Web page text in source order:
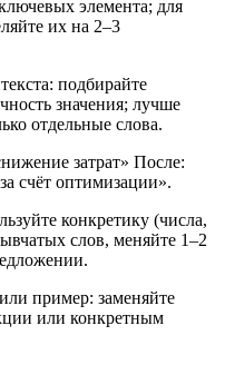
элемента; для
их на 2–3
подбирайте
значения; лучше
отдельные слова.
затрат» После:
счёт оптимизации».
конкретику (числа,
слов, меняйте 1–2
пример: заменяйте
или конкретным